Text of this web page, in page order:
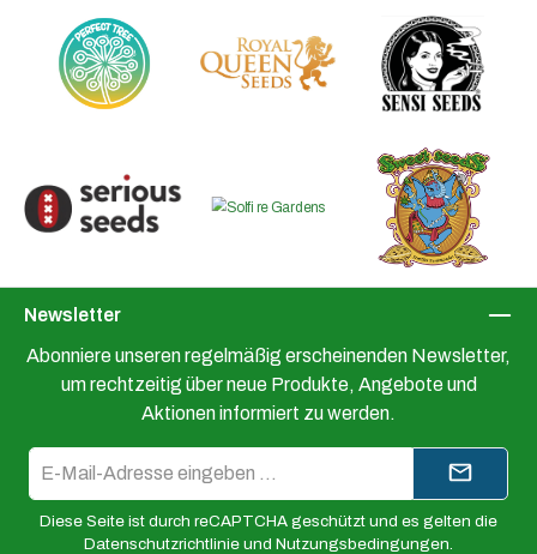
Newsletter
Abonniere unseren regelmäßig erscheinenden Newsletter,
um rechtzeitig über neue Produkte, Angebote und
Aktionen informiert zu werden.
Mail-
Adresse*
Diese Seite ist durch reCAPTCHA geschützt und es gelten die
Datenschutzrichtlinie und Nutzungsbedingungen.